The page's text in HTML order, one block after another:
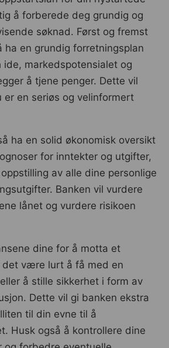
å forberede deg grundig og
søknad. Først og fremst
ha en grundig forretningsplan
ide, markedspotensialet og
å tjene penger. Dette vil
er en seriøs og velinformert
ha en solid økonomisk oversikt
for inntekter og utgifter,
av alle dine personlige
Banken vil vurdere
lånet og vurdere risikoen
dine for å motta et
det være lurt å få med en
å stille sikkerhet i form av
Dette vil gi banken ekstra
til din evne til å
Husk også å kontrollere dine